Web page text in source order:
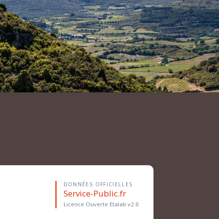
DONNÉES OFFICIELLES
Service-Public.fr
Licence Ouverte Etalab v2.0